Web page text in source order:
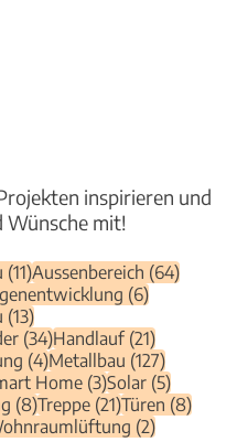
inspirieren und
Wünsche mit!
(11)11 Beiträge
Aussenbereich (64)64
(6)6 Beiträge
(13)13 Beiträge
(34)34 Beiträge
Handlauf (21)21
(4)4 Beiträge
Metallbau (127)127
Home (3)3 Beiträge
Solar (5)5
(8)8 Beiträge
Treppe (21)21 Beiträge
Türen (8)8
(2)2 Beiträge